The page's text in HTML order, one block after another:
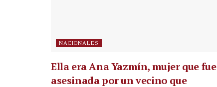
NACIONALES
Ella era Ana Yazmín, mujer que fue
asesinada por un vecino que